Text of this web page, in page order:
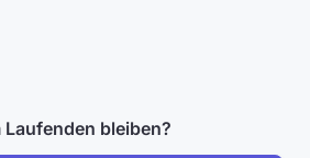
bleiben?